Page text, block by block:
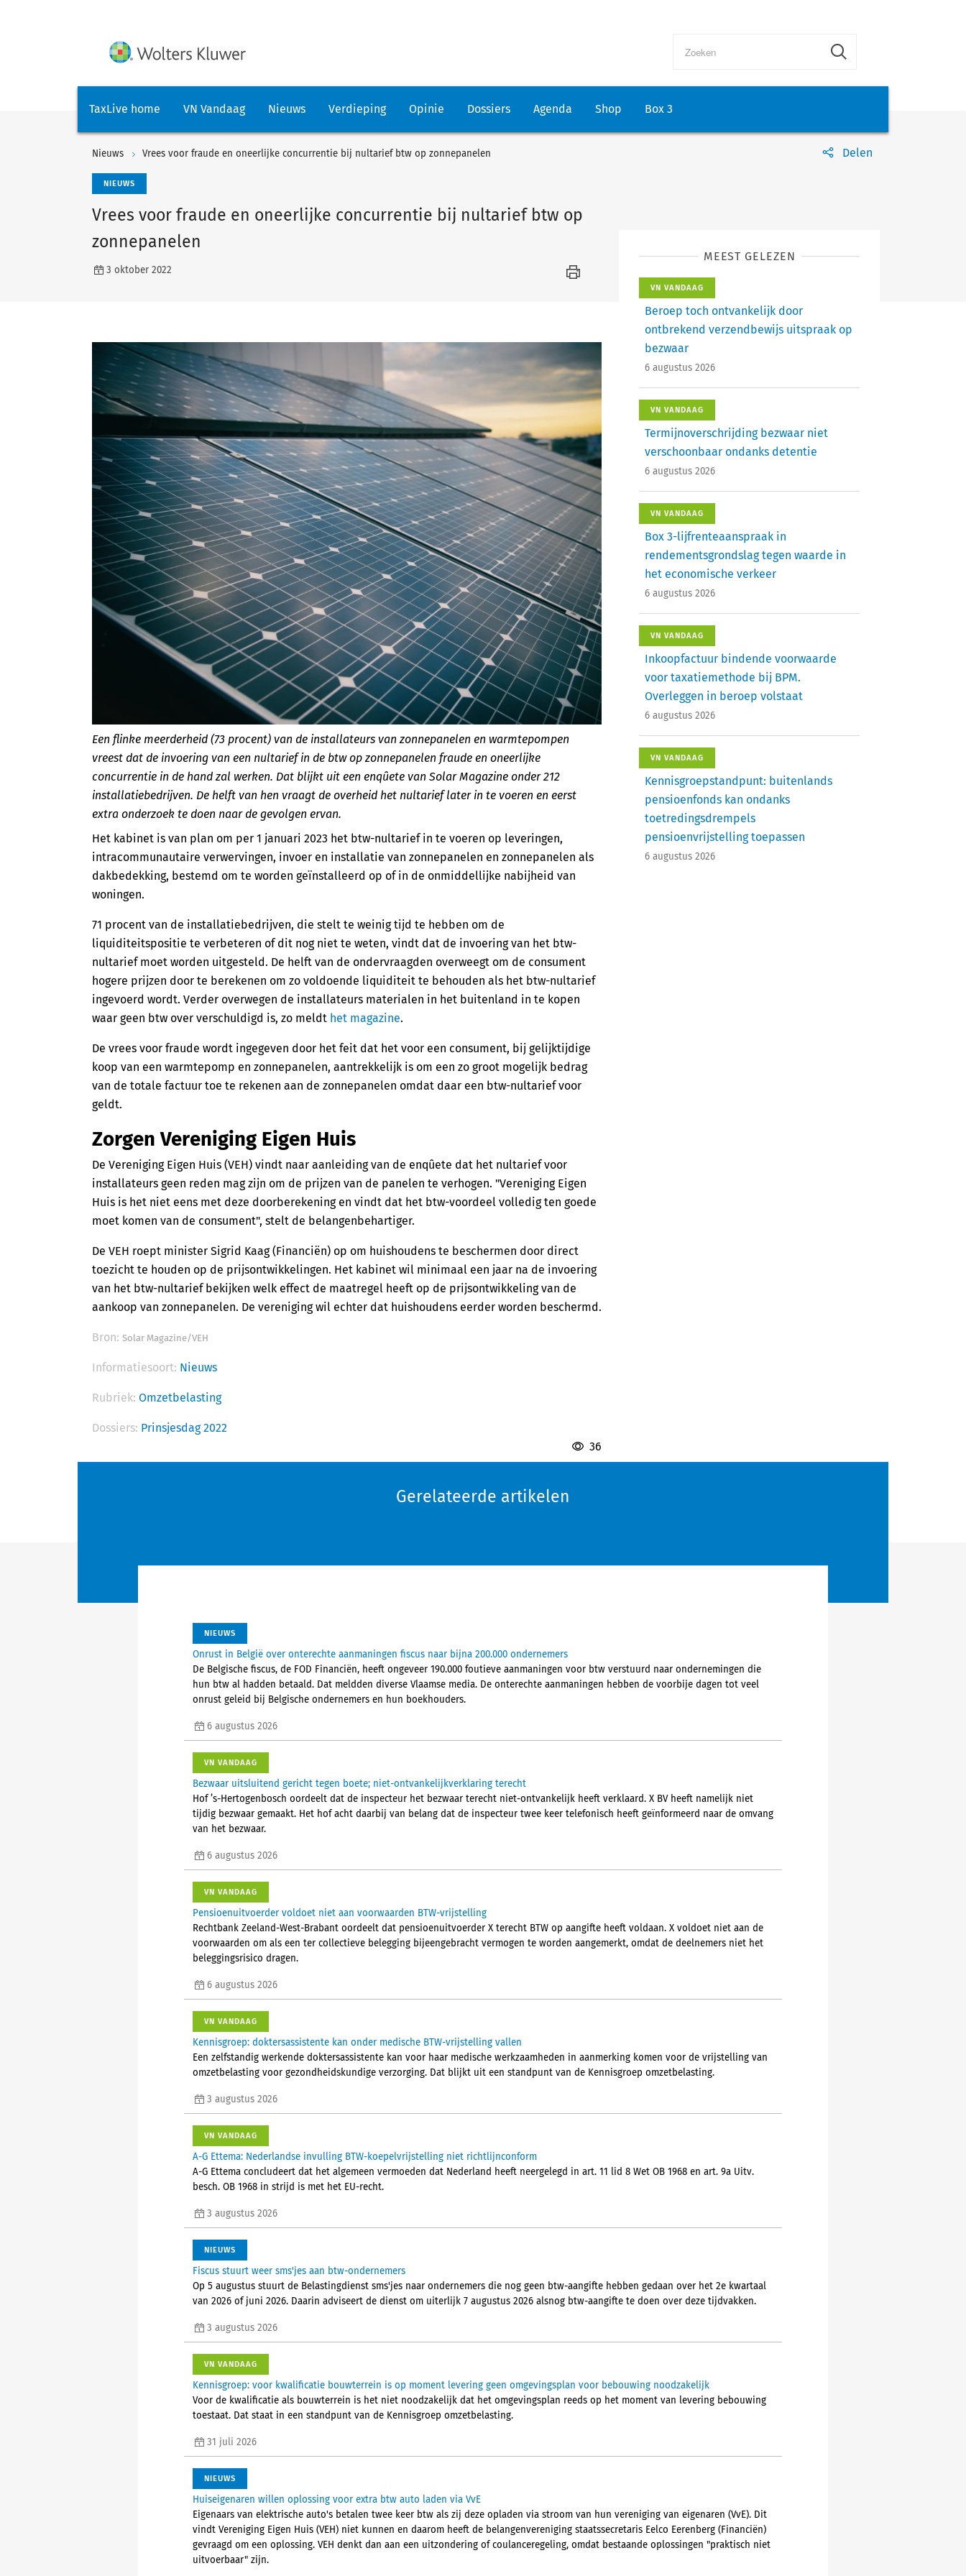
TaxLive home VN Vandaag Nieuws Verdieping Opinie Dossiers Agenda Shop Box 3
Nieuws Vrees voor fraude en oneerlijke concurrentie bij nultarief btw op zonnepanelen Delen
NIEUWS
Vrees voor fraude en oneerlijke concurrentie bij nultarief btw op
zonnepanelen
3 oktober 2022
Een flinke meerderheid (73 procent) van de installateurs van zonnepanelen en warmtepompen
vreest dat de invoering van een nultarief in de btw op zonnepanelen fraude en oneerlijke
concurrentie in de hand zal werken. Dat blijkt uit een enqûete van Solar Magazine onder 212
installatiebedrijven. De helft van hen vraagt de overheid het nultarief later in te voeren en eerst
extra onderzoek te doen naar de gevolgen ervan.
Het kabinet is van plan om per 1 januari 2023 het btw-nultarief in te voeren op leveringen,
intracommunautaire verwervingen, invoer en installatie van zonnepanelen en zonnepanelen als
dakbedekking, bestemd om te worden geïnstalleerd op of in de onmiddellijke nabijheid van
woningen.
71 procent van de installatiebedrijven, die stelt te weinig tijd te hebben om de
liquiditeitspositie te verbeteren of dit nog niet te weten, vindt dat de invoering van het btw-
nultarief moet worden uitgesteld. De helft van de ondervraagden overweegt om de consument
hogere prijzen door te berekenen om zo voldoende liquiditeit te behouden als het btw-nultarief
ingevoerd wordt. Verder overwegen de installateurs materialen in het buitenland in te kopen
waar geen btw over verschuldigd is, zo meldt het magazine.
De vrees voor fraude wordt ingegeven door het feit dat het voor een consument, bij gelijktijdige
koop van een warmtepomp en zonnepanelen, aantrekkelijk is om een zo groot mogelijk bedrag
van de totale factuur toe te rekenen aan de zonnepanelen omdat daar een btw-nultarief voor
geldt.
Zorgen Vereniging Eigen Huis
De Vereniging Eigen Huis (VEH) vindt naar aanleiding van de enqûete dat het nultarief voor
installateurs geen reden mag zijn om de prijzen van de panelen te verhogen. "Vereniging Eigen
Huis is het niet eens met deze doorberekening en vindt dat het btw-voordeel volledig ten goede
moet komen van de consument", stelt de belangenbehartiger.
De VEH roept minister Sigrid Kaag (Financiën) op om huishoudens te beschermen door direct
toezicht te houden op de prijsontwikkelingen. Het kabinet wil minimaal een jaar na de invoering
van het btw-nultarief bekijken welk effect de maatregel heeft op de prijsontwikkeling van de
aankoop van zonnepanelen. De vereniging wil echter dat huishoudens eerder worden beschermd.
Bron: Solar Magazine/VEH
Informatiesoort: Nieuws
Rubriek: Omzetbelasting
Dossiers: Prinsjesdag 2022
36
MEEST GELEZEN
VN VANDAAG
Beroep toch ontvankelijk door
ontbrekend verzendbewijs uitspraak op
bezwaar
6 augustus 2026
VN VANDAAG
Termijnoverschrijding bezwaar niet
verschoonbaar ondanks detentie
6 augustus 2026
VN VANDAAG
Box 3-lijfrenteaanspraak in
rendementsgrondslag tegen waarde in
het economische verkeer
6 augustus 2026
VN VANDAAG
Inkoopfactuur bindende voorwaarde
voor taxatiemethode bij BPM.
Overleggen in beroep volstaat
6 augustus 2026
VN VANDAAG
Kennisgroepstandpunt: buitenlands
pensioenfonds kan ondanks
toetredingsdrempels
pensioenvrijstelling toepassen
6 augustus 2026
Gerelateerde artikelen
NIEUWS
Onrust in België over onterechte aanmaningen fiscus naar bijna 200.000 ondernemers
De Belgische fiscus, de FOD Financiën, heeft ongeveer 190.000 foutieve aanmaningen voor btw verstuurd naar ondernemingen die
hun btw al hadden betaald. Dat meldden diverse Vlaamse media. De onterechte aanmaningen hebben de voorbije dagen tot veel
onrust geleid bij Belgische ondernemers en hun boekhouders.
6 augustus 2026
VN VANDAAG
Bezwaar uitsluitend gericht tegen boete; niet-ontvankelijkverklaring terecht
Hof ’s-Hertogenbosch oordeelt dat de inspecteur het bezwaar terecht niet-ontvankelijk heeft verklaard. X BV heeft namelijk niet
tijdig bezwaar gemaakt. Het hof acht daarbij van belang dat de inspecteur twee keer telefonisch heeft geïnformeerd naar de omvang
van het bezwaar.
6 augustus 2026
VN VANDAAG
Pensioenuitvoerder voldoet niet aan voorwaarden BTW-vrijstelling
Rechtbank Zeeland-West-Brabant oordeelt dat pensioenuitvoerder X terecht BTW op aangifte heeft voldaan. X voldoet niet aan de
voorwaarden om als een ter collectieve belegging bijeengebracht vermogen te worden aangemerkt, omdat de deelnemers niet het
beleggingsrisico dragen.
6 augustus 2026
VN VANDAAG
Kennisgroep: doktersassistente kan onder medische BTW-vrijstelling vallen
Een zelfstandig werkende doktersassistente kan voor haar medische werkzaamheden in aanmerking komen voor de vrijstelling van
omzetbelasting voor gezondheidskundige verzorging. Dat blijkt uit een standpunt van de Kennisgroep omzetbelasting.
3 augustus 2026
VN VANDAAG
A-G Ettema: Nederlandse invulling BTW-koepelvrijstelling niet richtlijnconform
A-G Ettema concludeert dat het algemeen vermoeden dat Nederland heeft neergelegd in art. 11 lid 8 Wet OB 1968 en art. 9a Uitv.
besch. OB 1968 in strijd is met het EU-recht.
3 augustus 2026
NIEUWS
Fiscus stuurt weer sms'jes aan btw-ondernemers
Op 5 augustus stuurt de Belastingdienst sms'jes naar ondernemers die nog geen btw-aangifte hebben gedaan over het 2e kwartaal
van 2026 of juni 2026. Daarin adviseert de dienst om uiterlijk 7 augustus 2026 alsnog btw-aangifte te doen over deze tijdvakken.
3 augustus 2026
VN VANDAAG
Kennisgroep: voor kwalificatie bouwterrein is op moment levering geen omgevingsplan voor bebouwing noodzakelijk
Voor de kwalificatie als bouwterrein is het niet noodzakelijk dat het omgevingsplan reeds op het moment van levering bebouwing
toestaat. Dat staat in een standpunt van de Kennisgroep omzetbelasting.
31 juli 2026
NIEUWS
Huiseigenaren willen oplossing voor extra btw auto laden via VvE
Eigenaars van elektrische auto's betalen twee keer btw als zij deze opladen via stroom van hun vereniging van eigenaren (VvE). Dit
vindt Vereniging Eigen Huis (VEH) niet kunnen en daarom heeft de belangenvereniging staatssecretaris Eelco Eerenberg (Financiën)
gevraagd om een oplossing. VEH denkt dan aan een uitzondering of coulanceregeling, omdat bestaande oplossingen "praktisch niet
uitvoerbaar" zijn.